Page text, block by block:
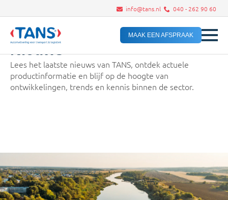
info@tans.nl 040 - 262 90 60
MAAK EEN AFSPRAAK
Nieuws
Lees het laatste nieuws van TANS, ontdek actuele
productinformatie en blijf op de hoogte van
ontwikkelingen, trends en kennis binnen de sector.